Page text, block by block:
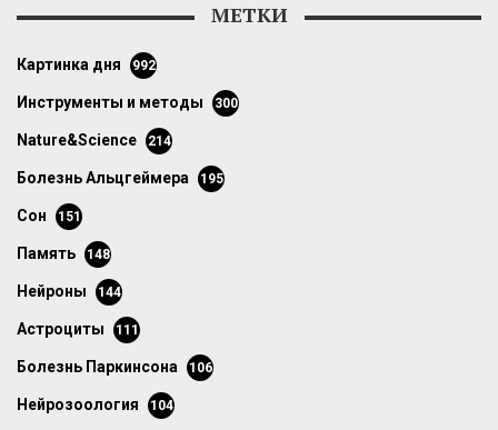
МЕТКИ
картинка дня 992
инструменты и методы 300
Nature&Science 214
болезнь Альцгеймера 195
сон 151
память 148
нейроны 144
астроциты 111
болезнь Паркинсона 106
нейрозоология 104